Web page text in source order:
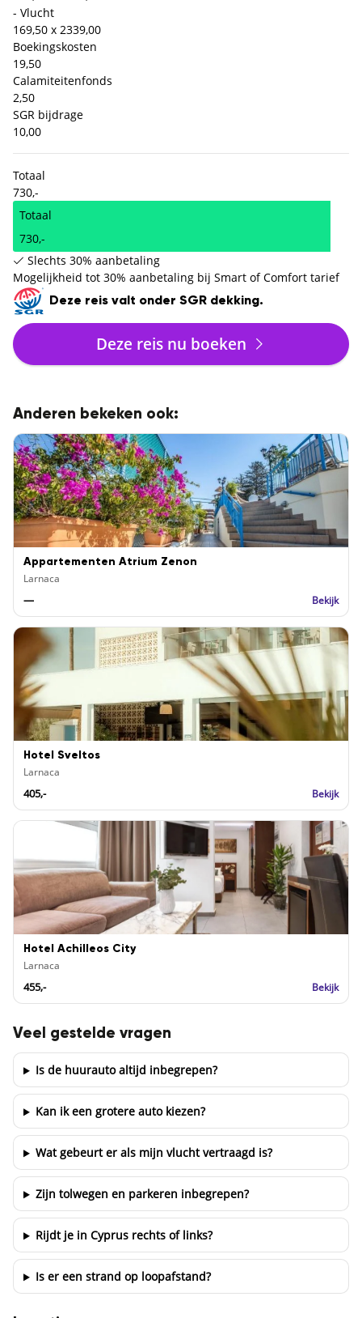
- Vlucht
169,50 x 2339,00
Boekingskosten
19,50
Calamiteitenfonds
2,50
SGR bijdrage
10,00
Totaal
730,-
Totaal
730,-
Slechts 30% aanbetaling
Mogelijkheid tot 30% aanbetaling bij Smart of Comfort tarief
Deze reis valt onder SGR dekking.
Deze reis nu boeken
Anderen bekeken ook:
Appartementen Atrium Zenon
Larnaca
— Bekijk
Hotel Sveltos
Larnaca
405,- Bekijk
Hotel Achilleos City
Larnaca
455,- Bekijk
Veel gestelde vragen
Is de huurauto altijd inbegrepen?
Kan ik een grotere auto kiezen?
Wat gebeurt er als mijn vlucht vertraagd is?
Zijn tolwegen en parkeren inbegrepen?
Rijdt je in Cyprus rechts of links?
Is er een strand op loopafstand?